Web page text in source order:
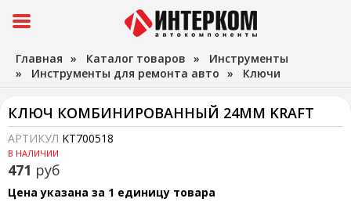
Главная » Каталог товаров » Инструменты
» Инструменты для ремонта авто » Ключи
КЛЮЧ КОМБИНИРОВАННЫЙ 24ММ KRAFT
АРТИКУЛ KT700518
В НАЛИЧИИ
471 руб
Цена указана за 1 единицу товара